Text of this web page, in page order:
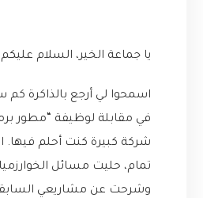
يا جماعة الخير، السلام
اسمحوا لي أرجع بالذاكرة كم
في مقابلة لوظيفة “مطور
شركة كبيرة كنت أحلم فيها.
تمام، حليت مسائل
وشرحت عن مشاريعي